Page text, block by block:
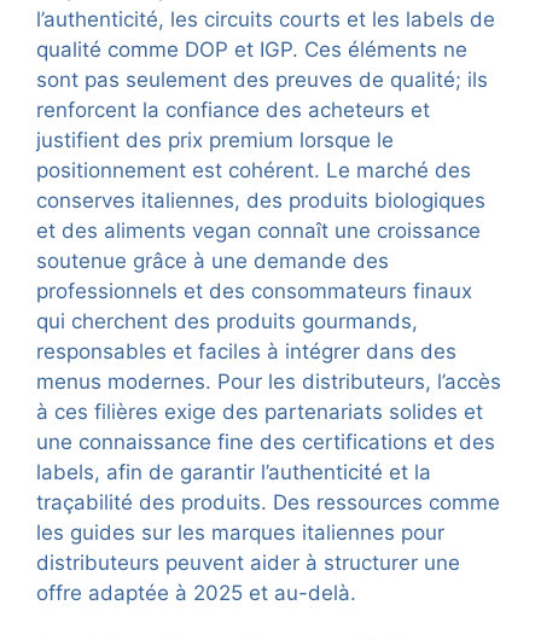
l’authenticité, les circuits courts et les labels de
qualité comme DOP et IGP. Ces éléments ne
sont pas seulement des preuves de qualité; ils
renforcent la confiance des acheteurs et
justifient des prix premium lorsque le
positionnement est cohérent. Le marché des
conserves italiennes, des produits biologiques
et des aliments vegan connaît une croissance
soutenue grâce à une demande des
professionnels et des consommateurs finaux
qui cherchent des produits gourmands,
responsables et faciles à intégrer dans des
menus modernes. Pour les distributeurs, l’accès
à ces filières exige des partenariats solides et
une connaissance fine des certifications et des
labels, afin de garantir l’authenticité et la
traçabilité des produits. Des ressources comme
les guides sur les marques italiennes pour
distributeurs peuvent aider à structurer une
offre adaptée à 2025 et au-delà.